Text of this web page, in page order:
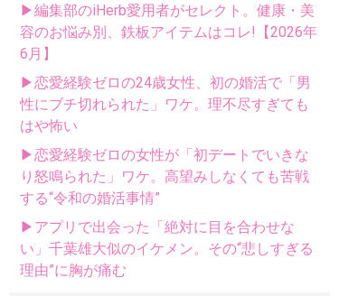
▶編集部のiHerb愛用者がセレクト。健康・美
容のお悩み別、鉄板アイテムはコレ!【2026年
6月】
▶恋愛経験ゼロの24歳女性、初の婚活で「男
性にブチ切れられた」ワケ。理不尽すぎても
はや怖い
▶恋愛経験ゼロの女性が「初デートでいきな
り怒鳴られた」ワケ。高望みしなくても苦戦
する“令和の婚活事情”
▶アプリで出会った「絶対に目を合わせな
い」千葉雄大似のイケメン。その“悲しすぎる
理由”に胸が痛む